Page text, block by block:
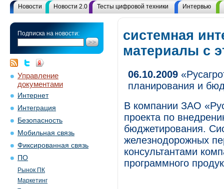
Новости Новости 2.0 Тесты цифровой техники Интервью
Подписка на новости:
Управление
документами
Интернет
Интеграция
Безопасность
Мобильная связь
Фиксированная связь
ПО
Рынок ПК
Маркетинг
системная
материалы с
06.10.2009
планирования и
В компании ЗАО
проекта по
бюджетирования.
железнодорожных
консультантами
программного